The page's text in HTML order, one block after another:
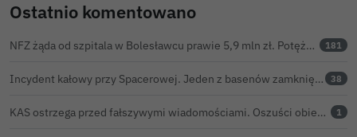
Ostatnio komentowano
NFZ żąda od szpitala w Bolesławcu prawie 5,9 mln zł. Potężny cios po kontroli rozliczeń 181
Incydent kałowy przy Spacerowej. Jeden z basenów zamknięty do odwołania 38
KAS ostrzega przed fałszywymi wiadomościami. Oszuści obiecują zwrot podatku PIT 1